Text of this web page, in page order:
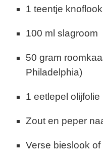
1 teentje
100 ml slagroom
50 gram
Philadelphia)
1 eetlepel olijfolie
Zout en peper
Verse bieslook